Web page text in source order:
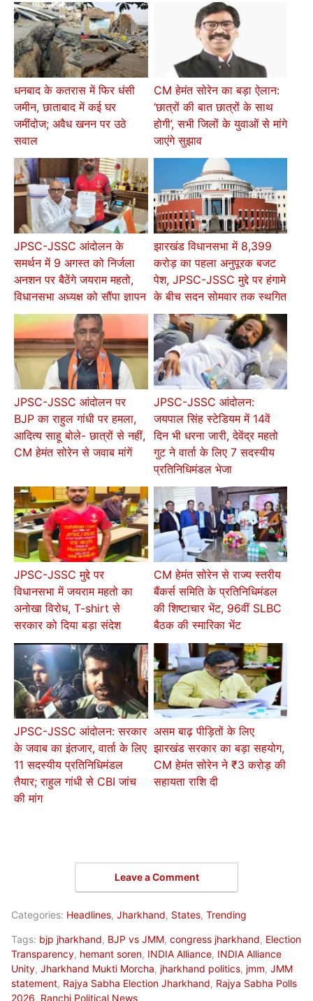
धनबाद के कतरास में फिर धंसी
जमीन, छाताबाद में कई घर
जमींदोज; अवैध खनन पर उठे
सवाल
CM हेमंत सोरेन का बड़ा ऐलान:
‘छात्रों की बात छात्रों के साथ
होगी’, सभी जिलों के युवाओं से मांगे
जाएंगे सुझाव
JPSC-JSSC आंदोलन के
समर्थन में 9 अगस्त को निर्जला
अनशन पर बैठेंगे जयराम महतो,
विधानसभा अध्यक्ष को सौंपा ज्ञापन
झारखंड विधानसभा में 8,399
करोड़ का पहला अनुपूरक बजट
पेश, JPSC-JSSC मुद्दे पर हंगामे
के बीच सदन सोमवार तक स्थगित
JPSC-JSSC आंदोलन पर
BJP का राहुल गांधी पर हमला,
आदित्य साहू बोले- छात्रों से नहीं,
CM हेमंत सोरेन से जवाब मांगें
JPSC-JSSC आंदोलन:
जयपाल सिंह स्टेडियम में 14वें
दिन भी धरना जारी, देवेंद्र महतो
गुट ने वार्ता के लिए 7 सदस्यीय
प्रतिनिधिमंडल भेजा
JPSC-JSSC मुद्दे पर
विधानसभा में जयराम महतो का
अनोखा विरोध, T-shirt से
सरकार को दिया बड़ा संदेश
CM हेमंत सोरेन से राज्य स्तरीय
बैंकर्स समिति के प्रतिनिधिमंडल
की शिष्टाचार भेंट, 96वीं SLBC
बैठक की स्मारिका भेंट
JPSC-JSSC आंदोलन: सरकार
के जवाब का इंतजार, वार्ता के लिए
11 सदस्यीय प्रतिनिधिमंडल
तैयार; राहुल गांधी से CBI जांच
की मांग
असम बाढ़ पीड़ितों के लिए
झारखंड सरकार का बड़ा सहयोग,
CM हेमंत सोरेन ने ₹3 करोड़ की
सहायता राशि दी
Leave a Comment
Categories: Headlines, Jharkhand, States, Trending
Tags: bjp jharkhand, BJP vs JMM, congress jharkhand, Election
Transparency, hemant soren, INDIA Alliance, INDIA Alliance
Unity, Jharkhand Mukti Morcha, jharkhand politics, jmm, JMM
statement, Rajya Sabha Election Jharkhand, Rajya Sabha Polls
2026, Ranchi Political News